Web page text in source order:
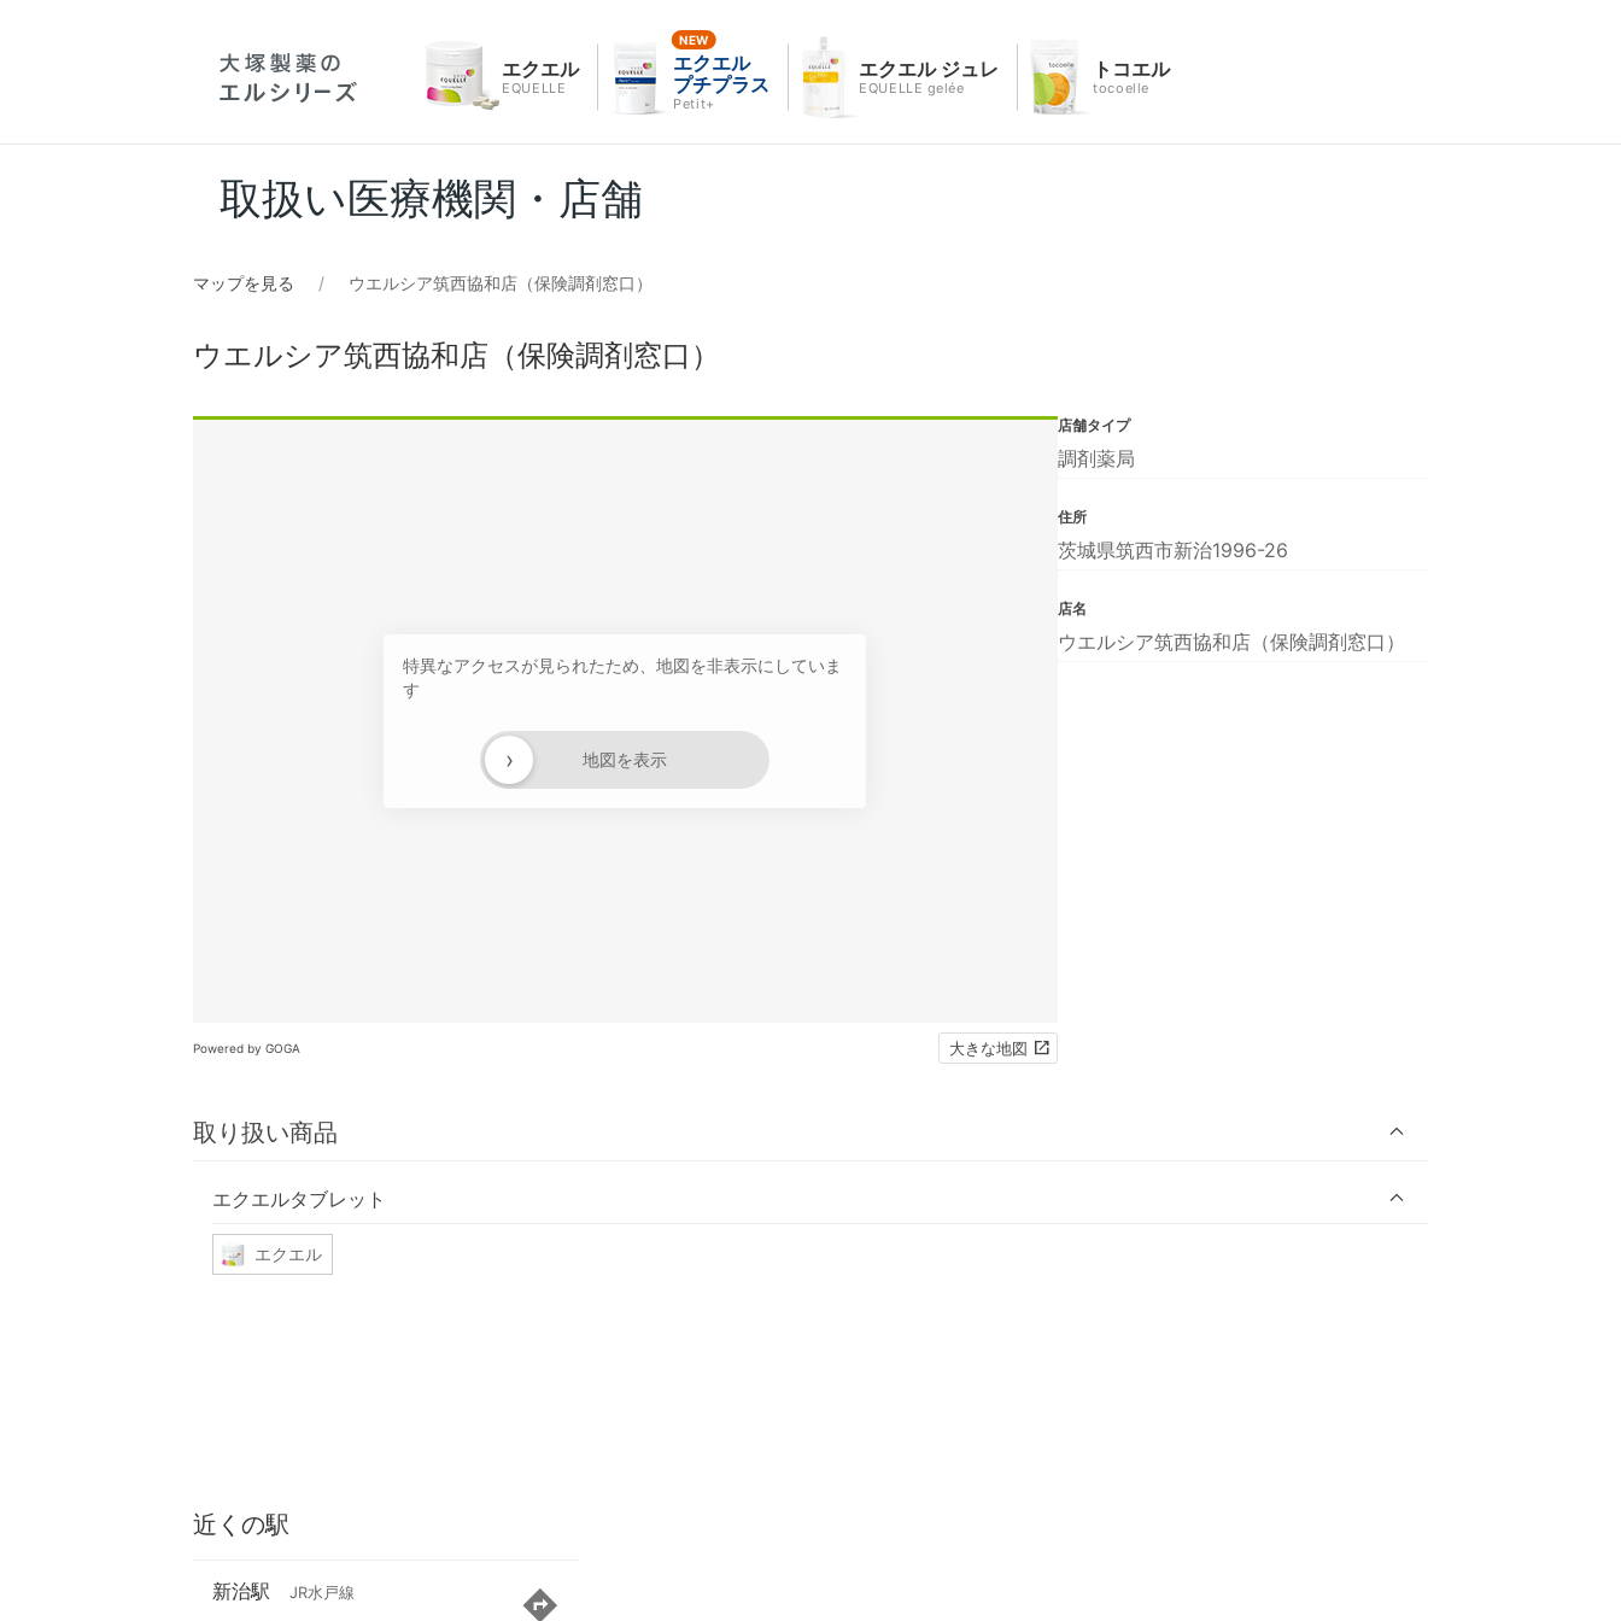
エクエル
EQUELLE
エクエル
プチプラス
Petit+
エクエル ジュレ
EQUELLE gelée
トコエル
tocoelle
取扱い医療機関・店舗
マップを見る ウエルシア筑西協和店（保険調剤窓口）
ウエルシア筑西協和店（保険調剤窓口）
特異なアクセスが見られたため、地図を非表示にしていま
す
地図を表示
›
Powered by GOGA 大きな地図
取り扱い商品
エクエルタブレット
エクエル
店舗タイプ
調剤薬局
住所
茨城県筑西市新治1996-26
店名
ウエルシア筑西協和店（保険調剤窓口）
近くの駅
新治駅 JR水戸線